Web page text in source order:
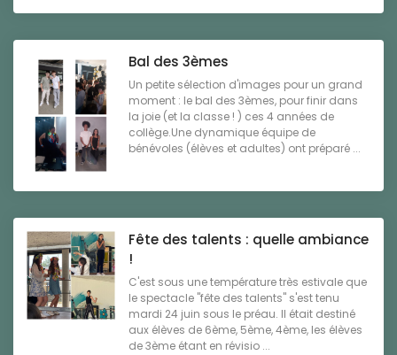
Bal des 3èmes
Un petite sélection d'images pour un grand
moment : le bal des 3èmes, pour finir dans
la joie (et la classe ! ) ces 4 années de
collège.Une dynamique équipe de
bénévoles (élèves et adultes) ont préparé ...
Fête des talents : quelle ambiance
!
C'est sous une température très estivale que
le spectacle "fête des talents" s'est tenu
mardi 24 juin sous le préau. Il était destiné
aux élèves de 6ème, 5ème, 4ème, les élèves
de 3ème étant en révisio ...